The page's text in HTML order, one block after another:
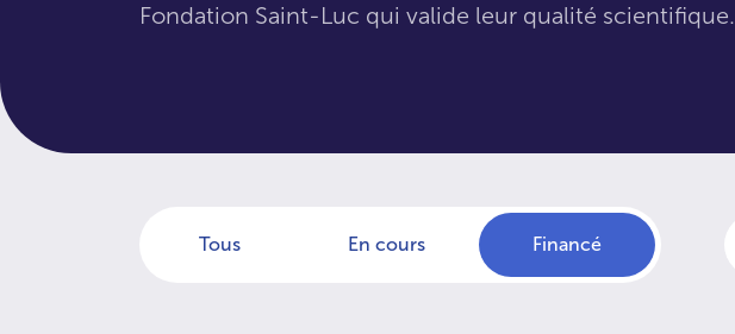
Fondation Saint-Luc qui valide leur qualité scientifique.
Tous En cours Financé